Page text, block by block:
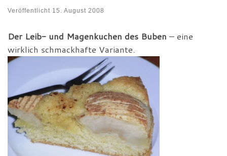
Veröffentlicht 15. August 2008
Der Leib- und Magenkuchen des Buben – eine
wirklich schmackhafte Variante.